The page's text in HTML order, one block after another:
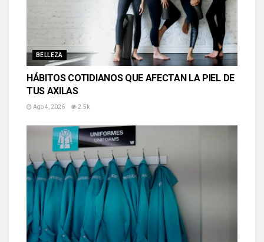
BELLEZA
HÁBITOS COTIDIANOS QUE AFECTAN LA PIEL DE
TUS AXILAS
Ago 4, 2026 2.5k